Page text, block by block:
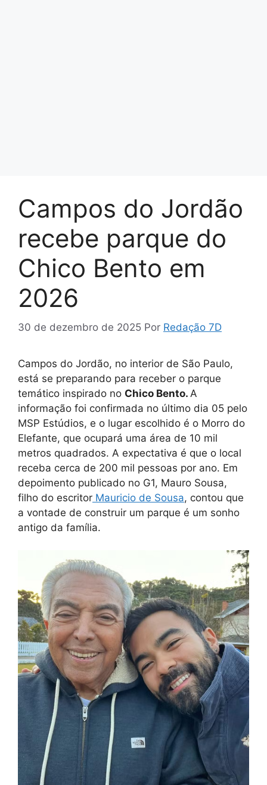
Campos do Jordão
recebe parque do
Chico Bento em
2026
30 de dezembro de 2025 Por Redação 7D
Campos do Jordão, no interior de São Paulo,
está se preparando para receber o parque
temático inspirado no Chico Bento. A
informação foi confirmada no último dia 05 pelo
MSP Estúdios, e o lugar escolhido é o Morro do
Elefante, que ocupará uma área de 10 mil
metros quadrados. A expectativa é que o local
receba cerca de 200 mil pessoas por ano. Em
depoimento publicado no G1, Mauro Sousa,
filho do escritor Mauricio de Sousa, contou que
a vontade de construir um parque é um sonho
antigo da família.